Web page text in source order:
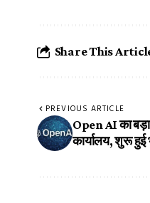
Share This
PREVIOUS ARTICLE
Open AI का
कार्यालय, शुरू हुई